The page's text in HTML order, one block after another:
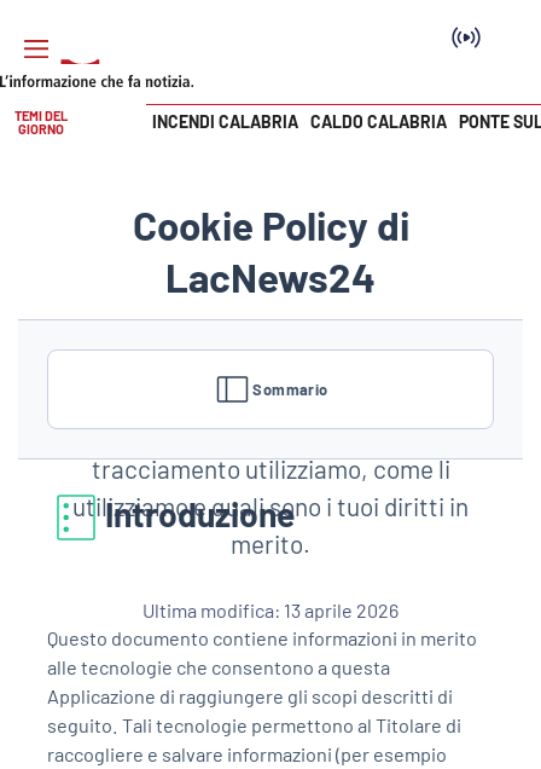
Politica
Economia e lavoro
Italia Mondo
Cultura
Podcast
Vai
TEMI DEL
GIORNO
INCENDI CALABRIA CALDO CALABRIA PONTE
Cookie Policy di
LacNews24
Benvenuto nella cookie policy di
LacNews24. Questa policy ti aiuterà a
comprendere quali cookie e tecnologie di
tracciamento utilizziamo, come li
utilizziamo e quali sono i tuoi diritti in
merito.
Ultima modifica: 13 aprile 2026
Sommario
Introduzione
Questo documento contiene informazioni in merito
alle tecnologie che consentono a questa
Applicazione di raggiungere gli scopi descritti di
seguito. Tali tecnologie permettono al Titolare di
raccogliere e salvare informazioni (per esempio